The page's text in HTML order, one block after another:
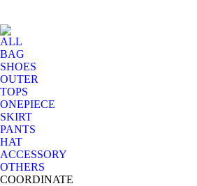
ALL
BAG
SHOES
OUTER
TOPS
ONEPIECE
SKIRT
PANTS
HAT
ACCESSORY
OTHERS
COORDINATE